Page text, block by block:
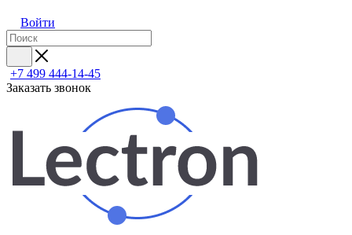
Войти
+7 499 444-14-45
Заказать звонок